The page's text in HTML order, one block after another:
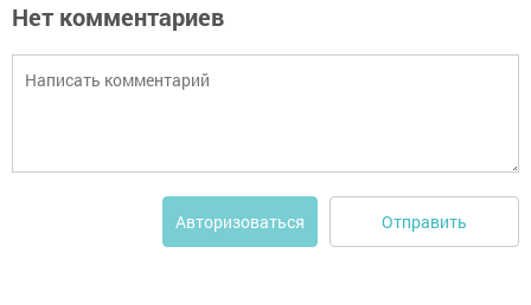
Нет комментариев
Авторизоваться Отправить